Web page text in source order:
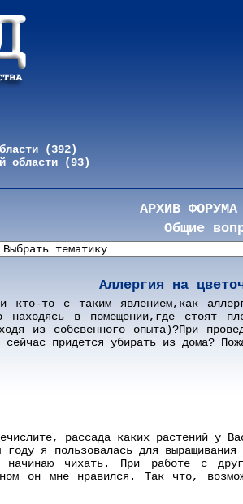
(392)
области (93)
АРХИВ ФОРУМА
Общие
Аллергия на
кто-то с таким явлением,как
в помещении,где стоят
из собсвенного опыта)?При
придется убирать из дома?
рассада каких растений у
я пользовалась для
чихать. При работе с
он мне нравился. Так что,